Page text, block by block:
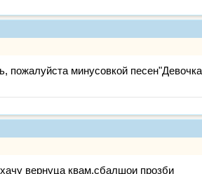
пожалуйста минусовкой
вернуца квам.сбалшои прозби